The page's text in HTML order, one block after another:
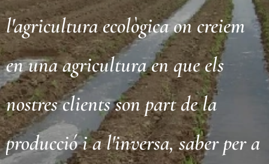
l'agricultura ecològica on creiem
en una agricultura en que els
nostres clients son part de la
producció i a l'inversa, saber per a